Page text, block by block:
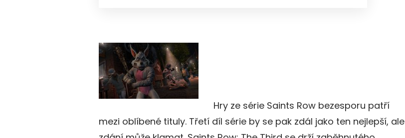
Hry ze série Saints Row bezesporu patří
mezi oblíbené tituly. Třetí díl série by se pak zdál jako ten nejlepší, ale